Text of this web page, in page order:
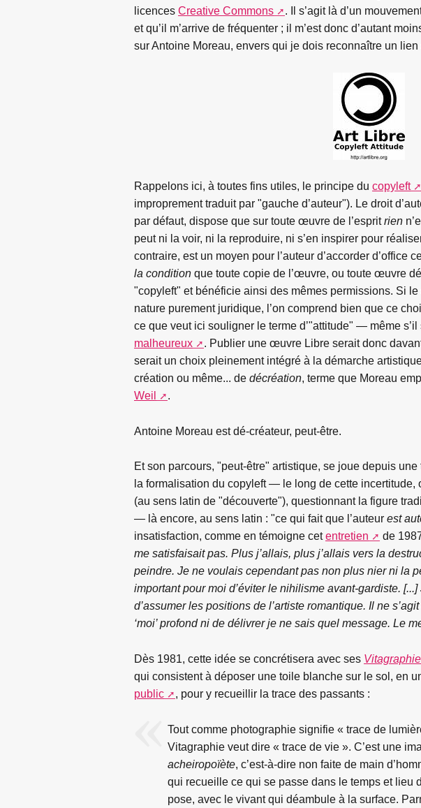
licences Creative Commons
. Il s’agit là d’un
et qu’il m’arrive de fréquenter ; il m’est donc d’autant
sur Antoine Moreau, envers qui je dois reconnaître un lien
Rappelons ici, à toutes fins utiles, le principe du copyleft
improprement traduit par "gauche d’auteur"). Le droit
par défaut, dispose que sur toute œuvre de l’espritrien
peut ni la voir, ni la reproduire, ni s’en inspirer pour
contraire, est un moyen pour l’auteur d’accorder d’office
la condition que toute copie de l’œuvre, ou toute œuvre
"copyleft" et bénéficie ainsi des mêmes permissions. Si le
nature purement juridique, l’on comprend bien que ce
ce que veut ici souligner le terme d’"attitude" — même s’il
malheureux
. Publier une œuvre Libre serait donc
serait un choix pleinement intégré à la démarche
création ou même... de décréation, terme que Moreau
Weil
.
Antoine Moreau est dé-créateur, peut-être.
Et son parcours, "peut-être" artistique, se joue depuis
la formalisation du copyleft — le long de cette incertitude,
(au sens latin de "découverte"), questionnant la figure
— là encore, au sens latin : "ce qui fait que l’auteur est
insatisfaction, comme en témoigne cetentretien de
me satisfaisait pas. Plus j’allais, plus j’allais vers la
peindre. Je ne voulais cependant pas non plus nier ni la
important pour moi d’éviter le nihilisme avant-gardiste. [...]
d’assumer les positions de l’artiste romantique. Il ne
‘moi’ profond ni de délivrer je ne sais quel message. Le
Dès 1981, cette idée se concrétisera avec ses
qui consistent à déposer une toile blanche sur le sol, en
public
, pour y recueillir la trace des passants :
Tout comme photographie signifie « trace de
Vitagraphie veut dire « trace de vie ». C’est une
acheiropoïète, c’est-à-dire non faite de main
qui recueille ce qui se passe dans le temps et lieu
pose, avec le vivant qui déambule à la surface.